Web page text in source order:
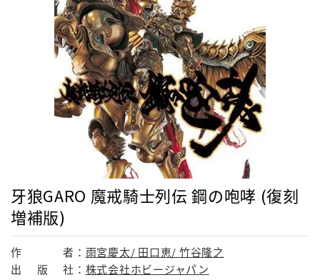
牙狼GARO 魔戒騎士列伝 鋼の咆哮 (復刻
増補版)
作 者： 雨宮慶太/ 田口恵/ 竹谷隆之
出
版 社： 株式会社ホビージャパン